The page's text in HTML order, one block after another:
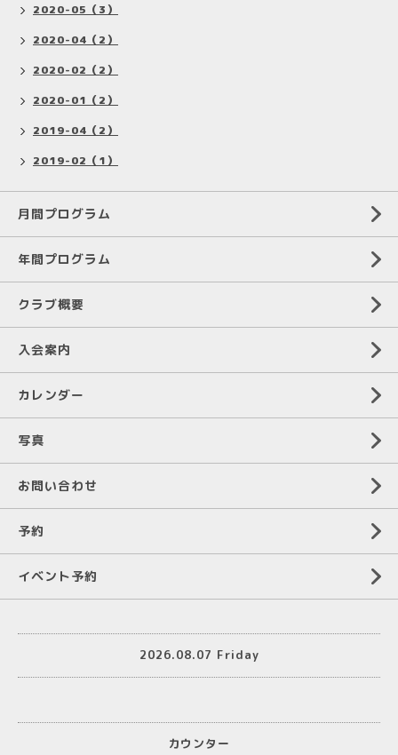
2020-05（3）
2020-04（2）
2020-02（2）
2020-01（2）
2019-04（2）
2019-02（1）
月間プログラム
年間プログラム
クラブ概要
入会案内
カレンダー
写真
お問い合わせ
予約
イベント予約
2026.08.07 Friday
カウンター